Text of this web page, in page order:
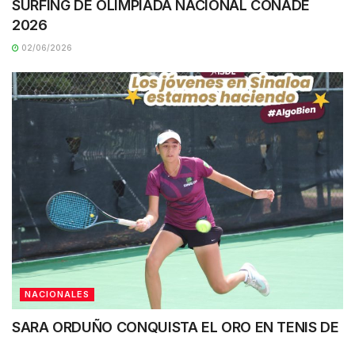
SURFING DE OLIMPIADA NACIONAL CONADE
2026
02/06/2026
NACIONALES
SARA ORDUÑO CONQUISTA EL ORO EN TENIS DE